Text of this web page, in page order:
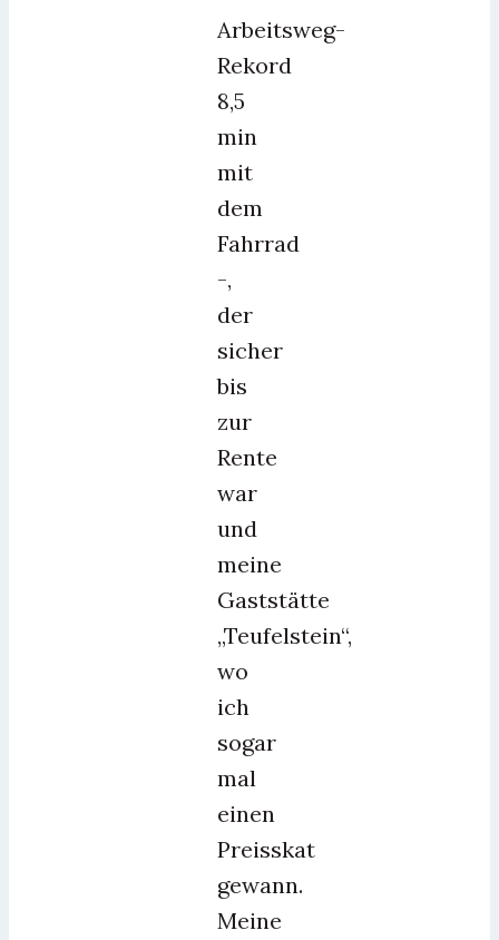
Arbeitsweg-
Rekord
8,5
min
mit
dem
Fahrrad
-,
der
sicher
bis
zur
Rente
war
und
meine
Gaststätte
„Teufelstein“,
wo
ich
sogar
mal
einen
Preisskat
gewann.
Meine